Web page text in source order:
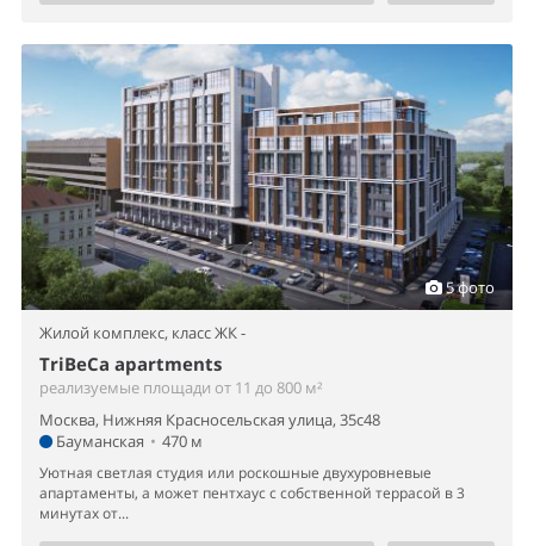
5 фото
Жилой комплекс, класс ЖК -
TriBeCa apartments
реализуемые площади от 11 до 800 м²
Москва, Нижняя Красносельская улица, 35с48
Бауманская • 470 м
Уютная светлая студия или роскошные двухуровневые
апартаменты, а может пентхаус с собственной террасой в 3
минутах от...